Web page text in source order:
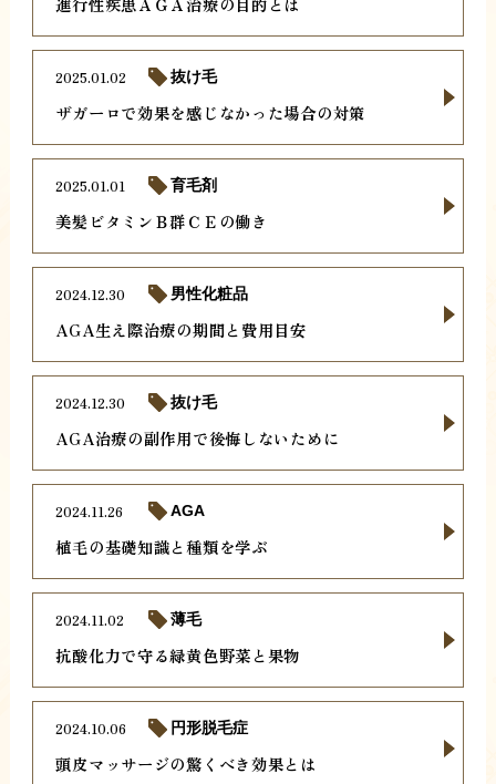
ザガーロで効果を感じなかった場合の対策
2025.01.02 抜け毛
美髪ビタミンＢ群ＣＥの働き
2025.01.01 育毛剤
AGA生え際治療の期間と費用目安
2024.12.30 男性化粧品
AGA治療の副作用で後悔しないために
2024.12.30 抜け毛
植毛の基礎知識と種類を学ぶ
2024.11.26 AGA
抗酸化力で守る緑黄色野菜と果物
2024.11.02 薄毛
頭皮マッサージの驚くべき効果とは
2024.10.06 円形脱毛症